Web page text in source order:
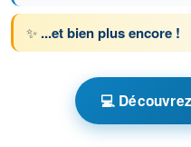
QCM Drone
et opérationnelle du risque
et opérationnelle du risque
✨ ...et bien plus encore !
💻